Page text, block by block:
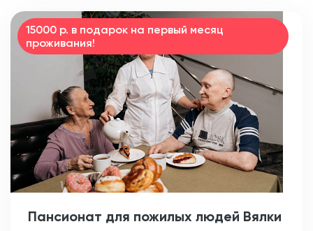
15000 р. в подарок на первый месяц
проживания!
Пансионат для пожилых людей Вялки